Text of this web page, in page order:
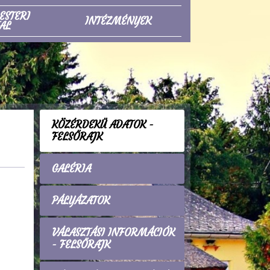
INTÉZMÉNYEK
KÖZÉRDEKŰ ADATOK -
FELSŐRAJK
GALÉRIA
PÁLYÁZATOK
VÁLASZTÁSI INFORMÁCIÓK
- FELSŐRAJK